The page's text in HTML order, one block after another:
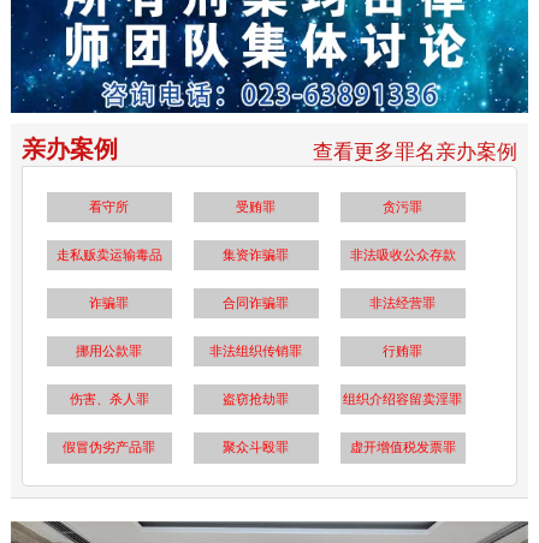
亲办案例 查看更多罪名亲办案例
看守所 受贿罪 贪污罪
走私贩卖运输毒品 集资诈骗罪 非法吸收公众存款
诈骗罪 合同诈骗罪 非法经营罪
挪用公款罪 非法组织传销罪 行贿罪
伤害、杀人罪 盗窃抢劫罪 组织介绍容留卖淫罪
假冒伪劣产品罪 聚众斗殴罪 虚开增值税发票罪